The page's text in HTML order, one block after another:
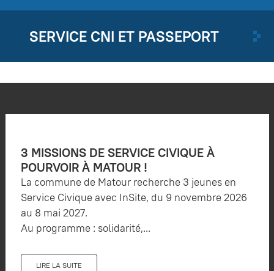
SERVICE CNI ET PASSEPORT
3 MISSIONS DE SERVICE CIVIQUE À
POURVOIR À MATOUR !
La commune de Matour recherche 3 jeunes en
Service Civique avec InSite, du 9 novembre 2026
au 8 mai 2027.
Au programme : solidarité,...
LIRE LA SUITE